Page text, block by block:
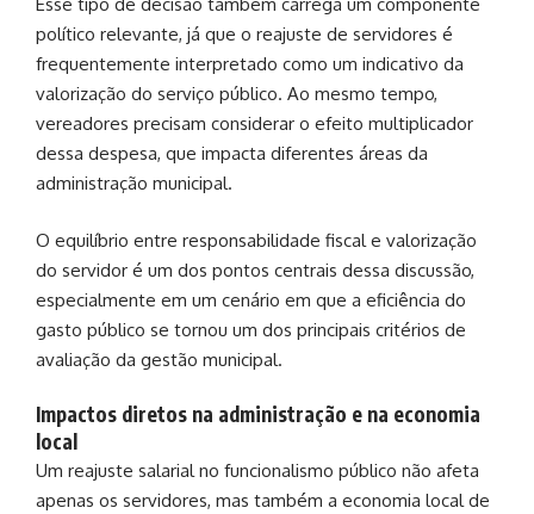
político relevante, já que o reajuste de servidores é
frequentemente interpretado como um indicativo da
valorização do serviço público. Ao mesmo tempo,
vereadores precisam considerar o efeito multiplicador
dessa despesa, que impacta diferentes áreas da
administração municipal.
O equilíbrio entre responsabilidade fiscal e valorização
do servidor é um dos pontos centrais dessa discussão,
especialmente em um cenário em que a eficiência do
gasto público se tornou um dos principais critérios de
avaliação da gestão municipal.
Impactos diretos na administração e na economia
local
Um reajuste salarial no funcionalismo público não afeta
apenas os servidores, mas também a economia local de